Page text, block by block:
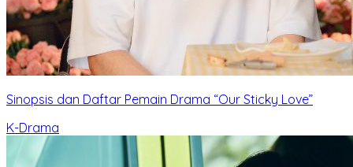
Sinopsis dan Daftar Pemain Drama “Our Sticky Love”
K-Drama